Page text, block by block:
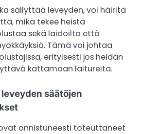
säilyttää leveyden, voi häiritä
mikä tekee heistä
sekä laidoilta että
Tämä voi johtaa
erityisesti jos heidän
kattamaan laitureita.
säätöjen
onnistuneesti toteuttaneet